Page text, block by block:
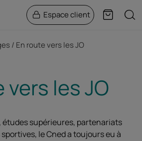
Espace client Panier
En route vers les JO
vers les JO
supérieures, partenariats
le Cned a toujours eu à